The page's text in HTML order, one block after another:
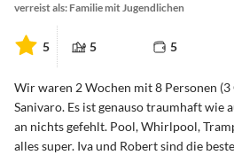
verreist als: Familie mit Jugendlichen
5 5 5
Wir waren 2 Wochen mit 8 Personen
Sanivaro. Es ist genauso traumhaft wie
an nichts gefehlt. Pool, Whirlpool,
alles super. Iva und Robert sind die